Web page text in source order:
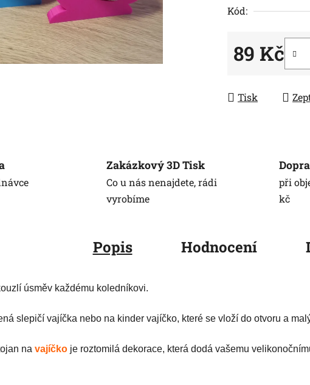
Kód:
89 Kč
Měrná cena:
Tisk
Zakázkový 3D Tisk
Co u nás nenajdete, rádi
vyrobíme
při
kč
Popis Hodnocení
úsměv každému koledníkovi.
slepičí vajíčka nebo na kinder vajíčko, které se vloží do otvoru a
na vajíčko je roztomilá dekorace, která dodá vašemu